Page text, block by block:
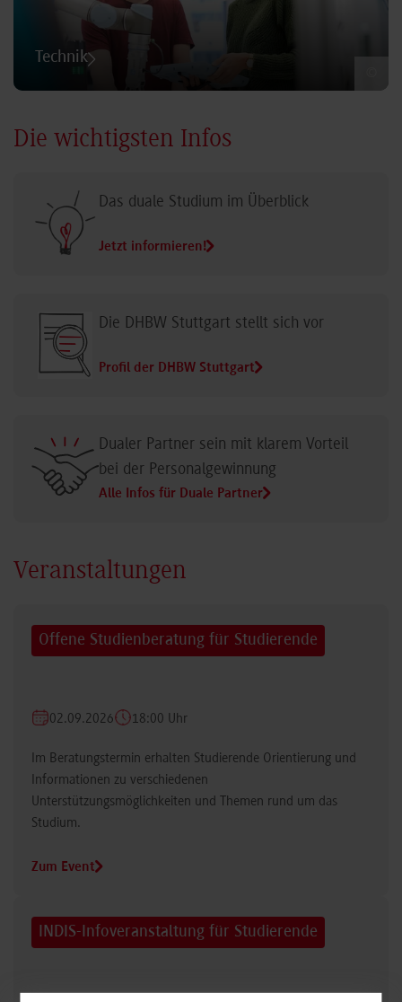
Technik
Die wichtigsten Infos
Das duale Studium im Überblick
Jetzt informieren!
Die DHBW Stuttgart stellt sich vor
Profil der DHBW Stuttgart
Dualer Partner sein mit klarem Vorteil
bei der Personalgewinnung
Alle Infos für Duale Partner
Veranstaltungen
Offene Studienberatung für Studierende
02.09.2026 18:00 Uhr
Im Beratungstermin erhalten Studierende Orientierung und
Informationen zu verschiedenen
Unterstützungsmöglichkeiten und Themen rund um das
Studium.
Zum Event
INDIS-Infoveranstaltung für Studierende